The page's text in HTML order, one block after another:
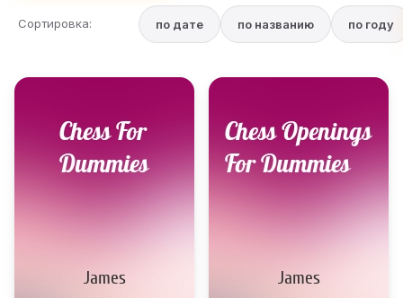
Сортировка: по дате по названию по году